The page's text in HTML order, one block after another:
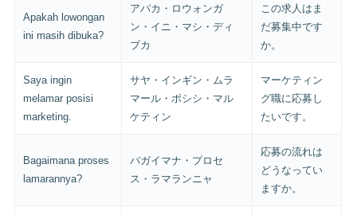
Apakah lowongan
ini masih dibuka?
アパカ・ロウォンガ
ン・イニ・マシ・ディ
ブカ
この求人はま
だ募集中です
か。
Saya ingin
melamar posisi
marketing.
サヤ・インギン・ムラ
マール・ポシシ・マル
ケティン
マーケティン
グ職に応募し
たいです。
Bagaimana proses
lamarannya?
バガイマナ・プロセ
ス・ラマランニャ
応募の流れは
どうなってい
ますか。